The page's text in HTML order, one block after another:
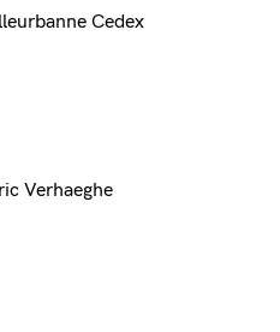
Cedex
Verhaeghe